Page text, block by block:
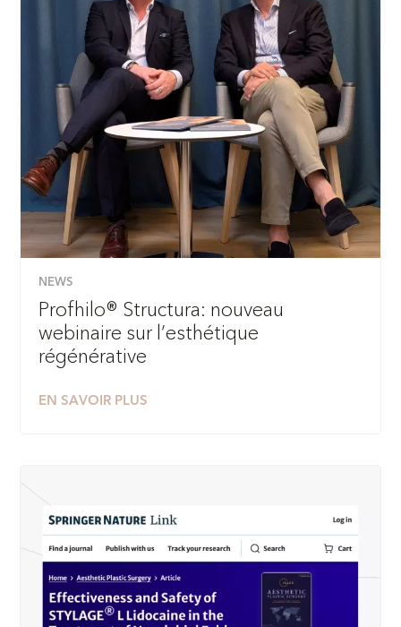
NEWS
Profhilo® Structura: nouveau
webinaire sur l’esthétique
régénérative
EN SAVOIR PLUS